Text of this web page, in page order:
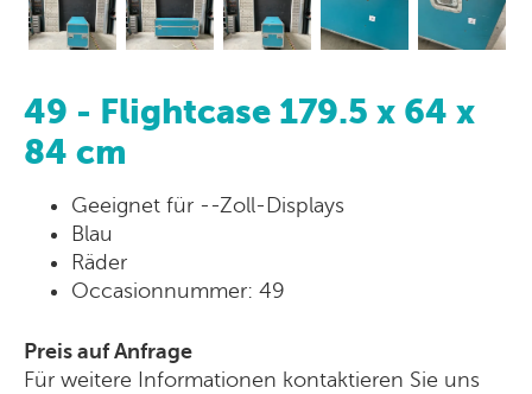
49 - Flightcase 179.5 x 64 x
84 cm
Geeignet für --Zoll-Displays
Blau
Räder
Occasionnummer: 49
Preis auf Anfrage
Für weitere Informationen kontaktieren Sie uns